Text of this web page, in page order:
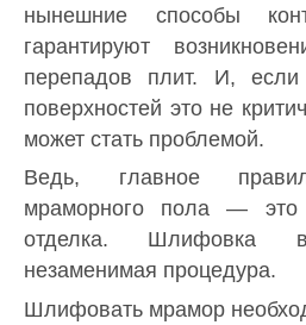
нынешние способы
гарантируют
перепадов плит. И,
поверхностей это не
может стать проблемой.
Ведь, главное
мраморного пола — это
отделка. Шлифовка
незаменимая процедура.
Шлифовать мрамор